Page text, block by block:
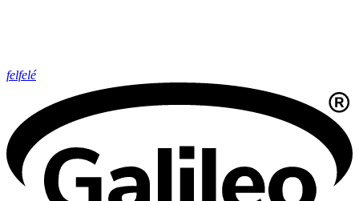
felfelé